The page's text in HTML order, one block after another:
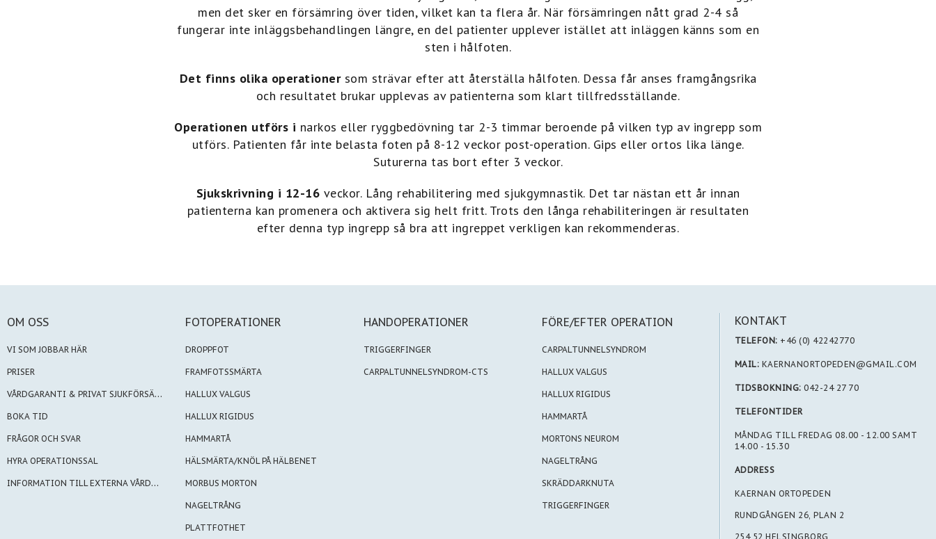
men det sker en försämring över tiden, vilket kan ta flera år. När försämringen nått grad 2-4 så
fungerar inte inläggsbehandlingen längre, en del patienter upplever istället att inläggen känns som en
sten i hålfoten.
Det finns olika operationersom strävar efter att återställa hålfoten. Dessa får anses framgångsrika
och resultatet brukar upplevas av patienterna som klart tillfredsställande.
Operationen utförs i narkos eller ryggbedövning tar 2-3 timmar beroende på vilken typ av ingrepp som
utförs. Patienten får inte belasta foten på 8-12 veckor post-operation. Gips eller ortos lika länge.
Suturerna tas bort efter 3 veckor.
Sjukskrivning i 12-16 veckor. Lång rehabilitering med sjukgymnastik. Det tar nästan ett år innan
patienterna kan promenera och aktivera sig helt fritt. Trots den långa rehabiliteringen är resultaten
efter denna typ ingrepp så bra att ingreppet verkligen kan rekommenderas.
OM OSS
VI SOM JOBBAR HÄR
PRISER
VÅRDGARANTI & PRIVAT SJUKFÖRSÄKRING
BOKA TID
FRÅGOR OCH SVAR
HYRA OPERATIONSSAL
INFORMATION TILL EXTERNA VÅRDGIVARE
FOTOPERATIONER
DROPPFOT
FRAMFOTSSMÄRTA
HALLUX VALGUS
HALLUX RIGIDUS
HAMMARTÅ
HÄLSMÄRTA/KNÖL PÅ HÄLBENET
MORBUS MORTON
NAGELTRÅNG
PLATTFOTHET
HANDOPERATIONER
TRIGGERFINGER
CARPALTUNNELSYNDROM-CTS
FÖRE/EFTER OPERATION
CARPALTUNNELSYNDROM
HALLUX VALGUS
HALLUX RIGIDUS
HAMMARTÅ
MORTONS NEUROM
NAGELTRÅNG
SKRÄDDARKNUTA
TRIGGERFINGER
KONTAKT
TELEFON: +46 (0) 42242770
MAIL: KAERNANORTOPEDEN@GMAIL.COM
TIDSBOKNING: 042-24 27 70
TELEFONTIDER
MÅNDAG TILL FREDAG 08.00 - 12.00 SAMT
14.00 - 15.30
ADDRESS
KAERNAN ORTOPEDEN
RUNDGÅNGEN 26, PLAN 2
254 52 HELSINGBORG